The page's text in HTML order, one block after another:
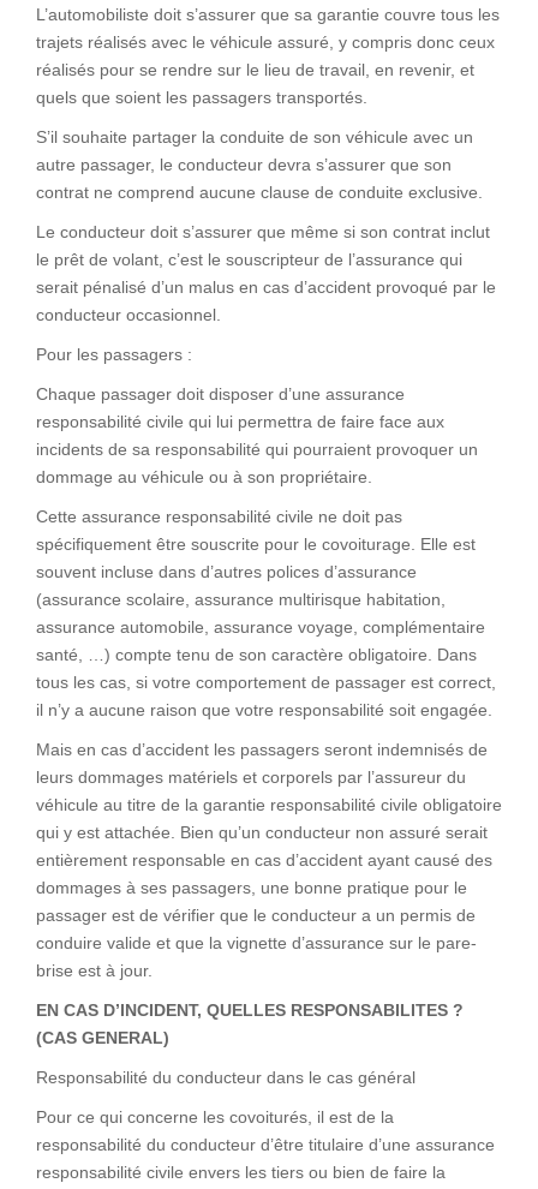
L’automobiliste doit s’assurer que sa garantie couvre tous les
trajets réalisés avec le véhicule assuré, y compris donc ceux
réalisés pour se rendre sur le lieu de travail, en revenir, et
quels que soient les passagers transportés.
S’il souhaite partager la conduite de son véhicule avec un
autre passager, le conducteur devra s’assurer que son
contrat ne comprend aucune clause de conduite exclusive.
Le conducteur doit s’assurer que même si son contrat inclut
le prêt de volant, c’est le souscripteur de l’assurance qui
serait pénalisé d’un malus en cas d’accident provoqué par le
conducteur occasionnel.
Pour les passagers :
Chaque passager doit disposer d’une assurance
responsabilité civile qui lui permettra de faire face aux
incidents de sa responsabilité qui pourraient provoquer un
dommage au véhicule ou à son propriétaire.
Cette assurance responsabilité civile ne doit pas
spécifiquement être souscrite pour le covoiturage. Elle est
souvent incluse dans d’autres polices d’assurance
(assurance scolaire, assurance multirisque habitation,
assurance automobile, assurance voyage, complémentaire
santé, …) compte tenu de son caractère obligatoire. Dans
tous les cas, si votre comportement de passager est correct,
il n’y a aucune raison que votre responsabilité soit engagée.
Mais en cas d’accident les passagers seront indemnisés de
leurs dommages matériels et corporels par l’assureur du
véhicule au titre de la garantie responsabilité civile obligatoire
qui y est attachée. Bien qu’un conducteur non assuré serait
entièrement responsable en cas d’accident ayant causé des
dommages à ses passagers, une bonne pratique pour le
passager est de vérifier que le conducteur a un permis de
conduire valide et que la vignette d’assurance sur le pare-
brise est à jour.
EN CAS D’INCIDENT, QUELLES RESPONSABILITES ?
(CAS GENERAL)
Responsabilité du conducteur dans le cas général
Pour ce qui concerne les covoiturés, il est de la
responsabilité du conducteur d’être titulaire d’une assurance
responsabilité civile envers les tiers ou bien de faire la